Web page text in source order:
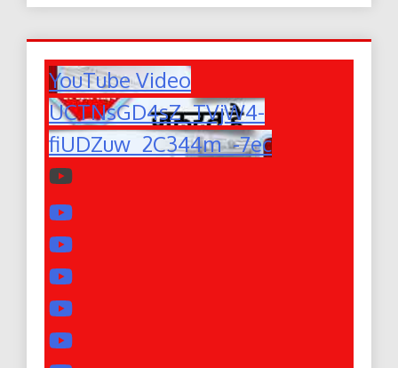
YouTube Video
UCTNsGD4sZ_TVjW4-
fiUDZuw_2C344m_-7ec